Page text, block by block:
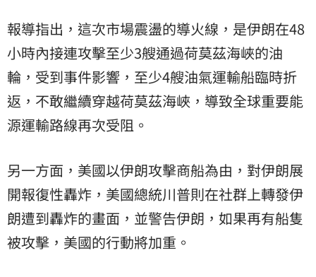
報導指出，這次市場震盪的導火線，是伊朗在48
小時內接連攻擊至少3艘通過荷莫茲海峽的油
輪，受到事件影響，至少4艘油氣運輸船臨時折
返，不敢繼續穿越荷莫茲海峽，導致全球重要能
源運輸路線再次受阻。
另一方面，美國以伊朗攻擊商船為由，對伊朗展
開報復性轟炸，美國總統川普則在社群上轉發伊
朗遭到轟炸的畫面，並警告伊朗，如果再有船隻
被攻擊，美國的行動將加重。